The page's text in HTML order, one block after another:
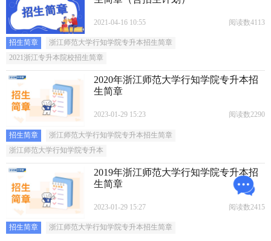
2021-04-16 10:55 阅读数4113
招生简章
浙江师范大学行知学院专升本招生简章
2021浙江专升本院校招生简章
2020年浙江师范大学行知学院专升本招
生简章
2023-01-29 15:23 阅读数2290
招生简章
浙江师范大学行知学院专升本招生简章
浙江师范大学行知学院专升本
2019年浙江师范大学行知学院专升本招
生简章
2023-01-29 15:27 阅读数2415
招生简章
浙江师范大学行知学院专升本招生简章